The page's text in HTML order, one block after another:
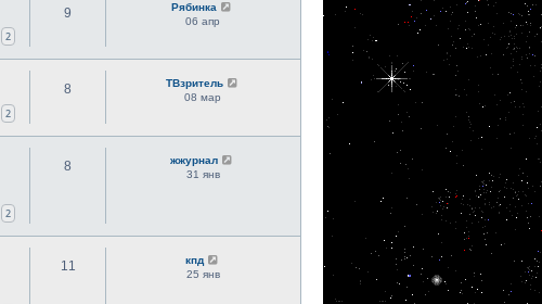
2
9
Рябинка
06 апр
2
8
ТВзритель
08 мар
2
8
жжурнал
31 янв
11
кпд
25 янв